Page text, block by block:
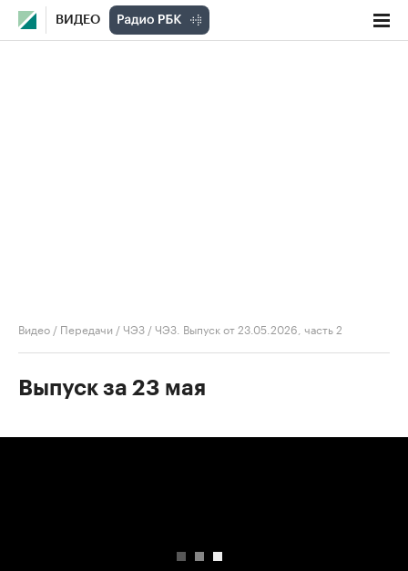
ВИДЕО
Видео / Передачи /ЧЭЗ /ЧЭЗ. Выпуск от 23.05.2026, часть 2
Выпуск за 23 мая